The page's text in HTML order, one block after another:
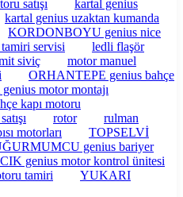
satışı
kartal genius
kartal genius uzaktan kumanda
KORDONBOYU genius nice
servisi
ledli flaşör
siviç
motor manuel
ORHANTEPE genius bahçe
motor montajı
kapı motoru
rotor
rulman
motorları
TOPSELVİ
genius bariyer
genius motor kontrol ünitesi
tamiri
YUKARI